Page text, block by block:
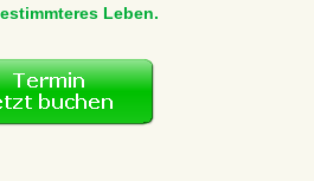
Leben.